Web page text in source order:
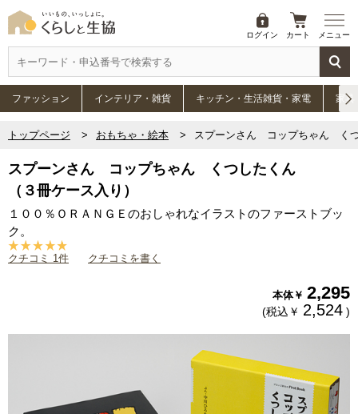
ログイン カート メニュー
ファッション インテリア・雑貨 キッチン・生活雑貨・家電 家具
トップページ おもちゃ・絵本 スプーンさん コップちゃん く
スプーンさん コップちゃん くつしたくん
（３冊ケース入り）
１００％ＯＲＡＮＧＥのおしゃれなイラストのファーストブッ
ク。
クチコミ 1件 クチコミを書く
本体￥ 2,295
(税込￥ 2,524 )